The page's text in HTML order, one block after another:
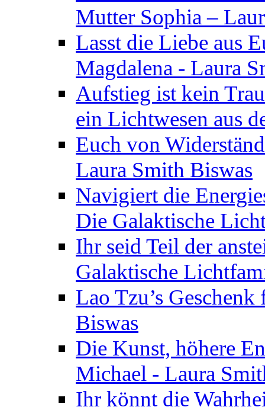
Mutter Sophia –
Lasst die Liebe aus
Magdalena - Laura
Aufstieg ist kein
ein Lichtwesen aus
Euch von
Laura Smith Biswas
Navigiert die
Die Galaktische
Ihr seid Teil der
Galaktische
Lao Tzu’s
Biswas
Die Kunst, höhere
Michael - Laura
Ihr könnt die